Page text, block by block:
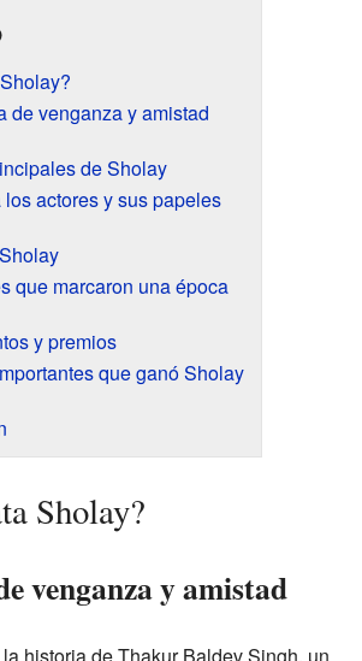
de venganza y amistad
de Sholay
actores y sus papeles
que marcaron una época
y premios
que ganó Sholay
Sholay?
venganza y amistad
historia de Thakur Baldev Singh, un